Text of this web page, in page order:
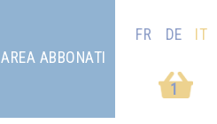
1
AREA ABBONATI
FR DE IT